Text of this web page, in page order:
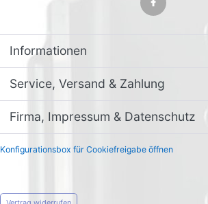
Informationen
Service, Versand & Zahlung
Firma, Impressum & Datenschutz
Konfigurationsbox für Cookiefreigabe öffnen